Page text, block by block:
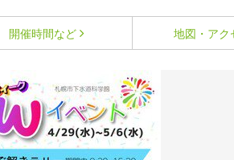
開催時間など 地図・アク